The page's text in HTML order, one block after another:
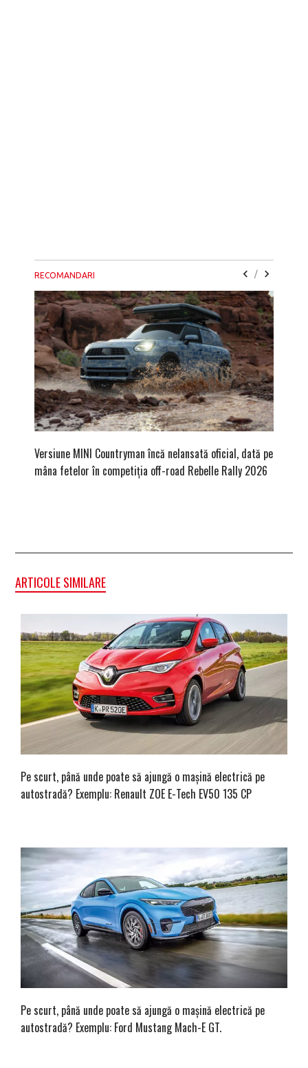
RECOMANDARI /
Versiune MINI Countryman încă nelansată oficial, dată pe
mâna fetelor în competiția off-road Rebelle Rally 2026
ARTICOLE SIMILARE
Pe scurt, până unde poate să ajungă o mașină electrică pe
autostradă? Exemplu: Renault ZOE E-Tech EV50 135 CP
Pe scurt, până unde poate să ajungă o mașină electrică pe
autostradă? Exemplu: Ford Mustang Mach-E GT.